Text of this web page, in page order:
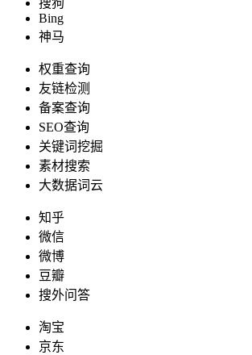
Bing
神马
权重查询
友链检测
备案查询
SEO查询
关键词挖掘
素材搜索
大数据词云
知乎
微信
微博
豆瓣
搜外问答
淘宝
京东